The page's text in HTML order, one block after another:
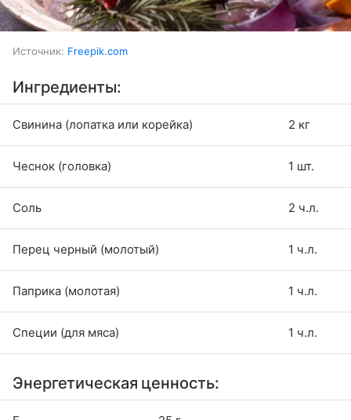
Источник: Freepik.com
Ингредиенты:
Свинина (лопатка или корейка) 2 кг
Чеснок (головка) 1 шт.
Соль 2 ч.л.
Перец черный (молотый) 1 ч.л.
Паприка (молотая) 1 ч.л.
Специи (для мяса) 1 ч.л.
Энергетическая ценность: